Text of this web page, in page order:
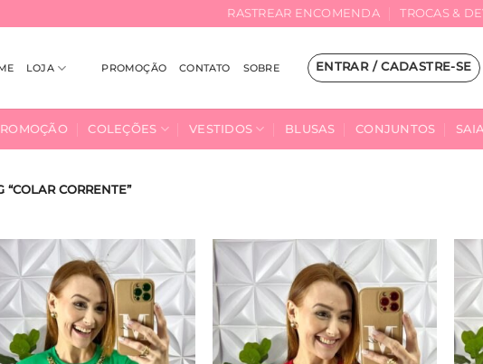
RASTREAR ENCOMENDA TROCAS &
LOJA PROMOÇÃO CONTATO SOBRE ENTRAR / CADASTRE-SE
COLEÇÕES VESTIDOS BLUSAS CONJUNTOS
CORRENTE”